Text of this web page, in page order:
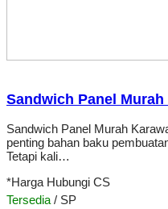
Sandwich Panel
Sandwich Panel Murah
penting bahan baku
Tetapi kali…
*Harga Hubungi CS
Tersedia/ SP